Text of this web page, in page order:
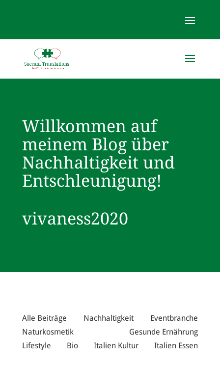
Willkommen auf
meinem Blog über
Nachhaltigkeit und
Entschleunigung!
vivaness2020
Alle Beiträge Nachhaltigkeit
Eventbranche
Naturkosmetik
Gesunde Ernährung
Lifestyle
Bio Italien Kultur Italien Essen